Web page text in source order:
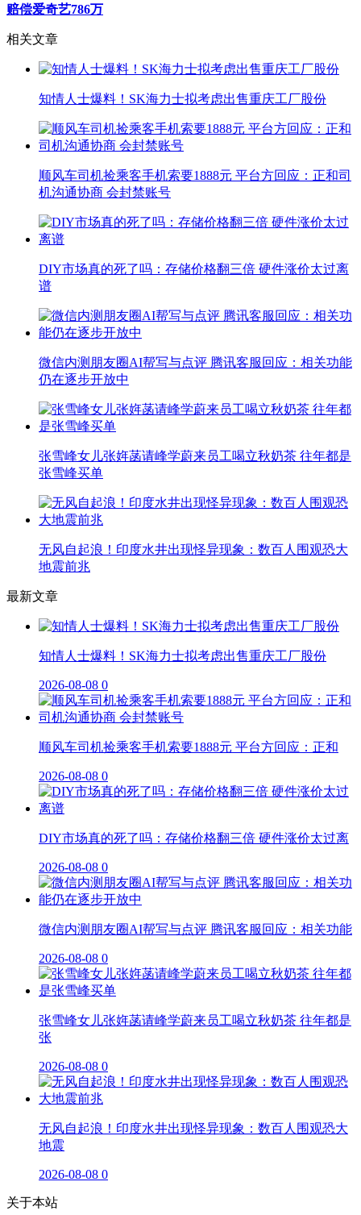
赔偿爱奇艺786万
相关文章
知情人士爆料！SK海力士拟考虑出售重庆工厂股份
顺风车司机捡乘客手机索要1888元 平台方回应：正和司
机沟通协商 会封禁账号
DIY市场真的死了吗：存储价格翻三倍 硬件涨价太过离
谱
微信内测朋友圈AI帮写与点评 腾讯客服回应：相关功能
仍在逐步开放中
张雪峰女儿张姩菡请峰学蔚来员工喝立秋奶茶 往年都是
张雪峰买单
无风自起浪！印度水井出现怪异现象：数百人围观恐大
地震前兆
最新文章
知情人士爆料！SK海力士拟考虑出售重庆工厂股份
2026-08-08 0
顺风车司机捡乘客手机索要1888元 平台方回应：正和
2026-08-08 0
DIY市场真的死了吗：存储价格翻三倍 硬件涨价太过离
2026-08-08 0
微信内测朋友圈AI帮写与点评 腾讯客服回应：相关功能
2026-08-08 0
张雪峰女儿张姩菡请峰学蔚来员工喝立秋奶茶 往年都是
张
2026-08-08 0
无风自起浪！印度水井出现怪异现象：数百人围观恐大
地震
2026-08-08 0
关于本站